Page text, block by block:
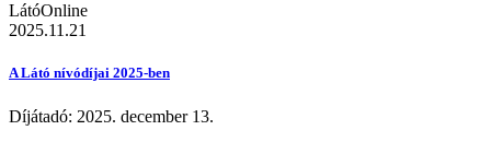
LátóOnline
2025.11.21
A Látó nívódíjai 2025-ben
Díjátadó: 2025. december 13.